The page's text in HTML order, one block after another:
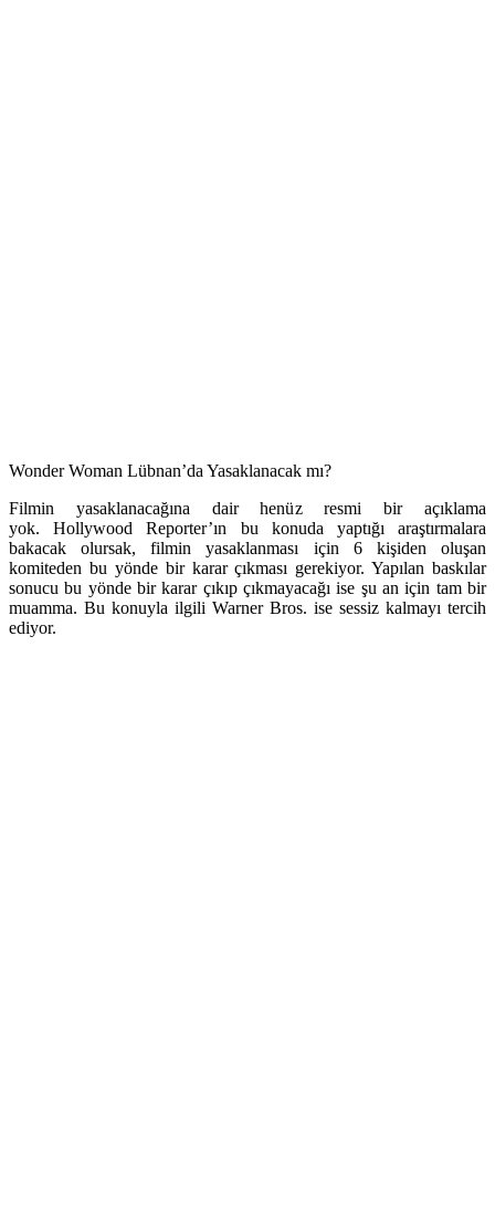
Wonder Woman Lübnan’da Yasaklanacak mı?
Filmin yasaklanacağına dair henüz resmi bir açıklama
yok. Hollywood Reporter’ın bu konuda yaptığı araştırmalara
bakacak olursak, filmin yasaklanması için 6 kişiden oluşan
komiteden bu yönde bir karar çıkması gerekiyor. Yapılan baskılar
sonucu bu yönde bir karar çıkıp çıkmayacağı ise şu an için tam bir
muamma. Bu konuyla ilgili Warner Bros. ise sessiz kalmayı tercih
ediyor.